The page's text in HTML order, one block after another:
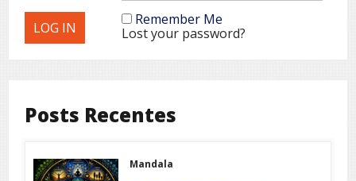
Remember Me
Lost your password?
Posts Recentes
Mandala